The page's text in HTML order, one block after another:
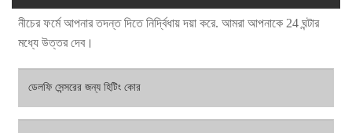
নীচের ফর্মে আপনার তদন্ত দিতে নির্দ্বিধায় দয়া করে. আমরা আপনাকে 24 ঘন্টার
মধ্যে উত্তর দেব।